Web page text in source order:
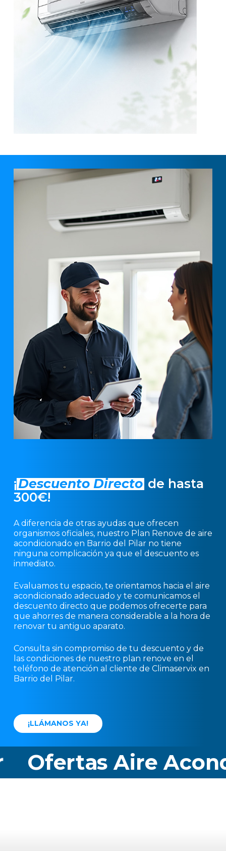
¡Descuento Directo de hasta
300€!
A diferencia de otras ayudas que ofrecen
organismos oficiales, nuestro Plan Renove de aire
acondicionado en Barrio del Pilar no tiene
ninguna complicación ya que el descuento es
inmediato.
Evaluamos tu espacio, te orientamos hacia el aire
acondicionado adecuado y te comunicamos el
descuento directo que podemos ofrecerte para
que ahorres de manera considerable a la hora de
renovar tu antiguo aparato.
Consulta sin compromiso de tu descuento y de
las condiciones de nuestro plan renove en el
teléfono de atención al cliente de Climaservix en
Barrio del Pilar.
¡LLÁMANOS YA!
Ofertas Aire